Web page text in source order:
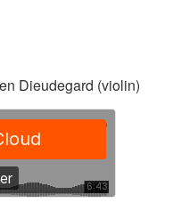
Dieudegard (violin)